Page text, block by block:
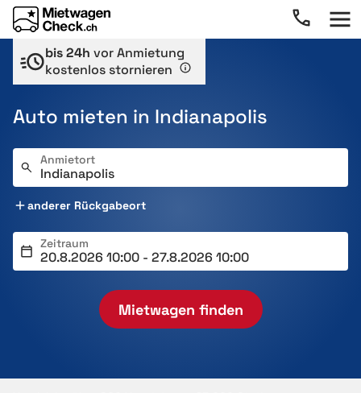
bis 24h vor Anmietung
kostenlos stornieren
Auto mieten in Indianapolis
Anmietort
anderer Rückgabeort
Zeitraum
Mietwagen finden